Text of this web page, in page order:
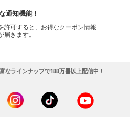
通知機能！
許可すると、お得なクーポン情報
届きます。
なラインナップで188万冊以上配信中！